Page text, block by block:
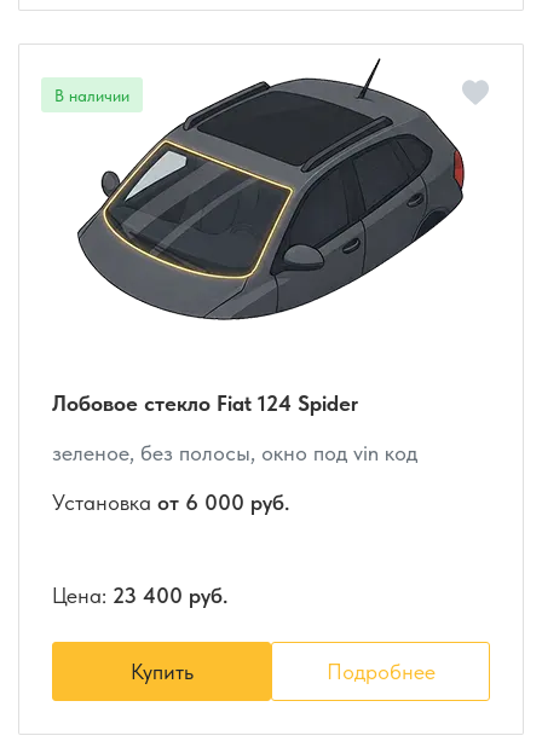
Лобовое стекло Fiat 124 Spider
зеленое, без полосы, окно под vin код
Установка от 6 000 руб.
Цена: 23 400 руб.
Купить Подробнее